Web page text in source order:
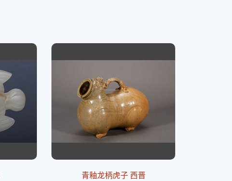
青釉龙柄虎子 西晋